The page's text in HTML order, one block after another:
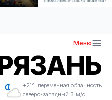
Меню
+21°, переменная облачность
северо-западный 3 м/с